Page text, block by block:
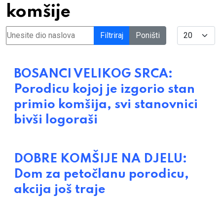
komšije
Unesite dio naslova Filtriraj Poništi Display #
BOSANCI VELIKOG SRCA:
Porodicu kojoj je izgorio stan
primio komšija, svi stanovnici
bivši logoraši
DOBRE KOMŠIJE NA DJELU:
Dom za petočlanu porodicu,
akcija još traje